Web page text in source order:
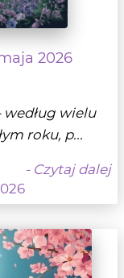
2026
wielu
roku, p...
- Czytaj dalej